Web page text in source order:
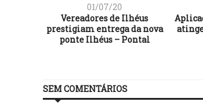
01/07/20
Vereadores de Ilhéus
prestigiam entrega da nova
ponte Ilhéus – Pontal
SEM COMENTÁRIOS